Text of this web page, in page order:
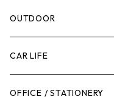
腰袋・ツールホルスター
工具箱
作業台
キッチン
日用品
ボディケア
剪定ばさみ
ガーデンツール
ガーデンチェア
OUTDOOR
スツール
バンジーバンド
CAR LIFE
メンテナンスグッズ
OFFICE / STATIONERY